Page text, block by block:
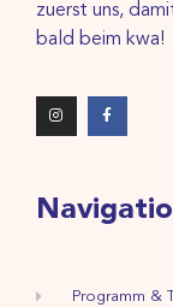
zuerst uns,
bald beim kwa!
Programm &